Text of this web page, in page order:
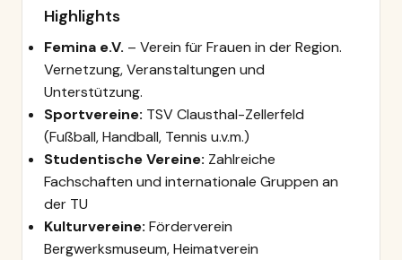
Highlights
Femina e.V. – Verein für Frauen in der Region.
Vernetzung, Veranstaltungen und
Unterstützung.
Sportvereine: TSV Clausthal-Zellerfeld
(Fußball, Handball, Tennis u.v.m.)
Studentische Vereine: Zahlreiche
Fachschaften und internationale Gruppen an
der TU
Kulturvereine: Förderverein
Bergwerksmuseum, Heimatverein